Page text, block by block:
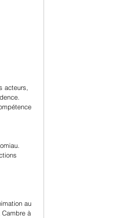
acteurs,
au
Cambre à